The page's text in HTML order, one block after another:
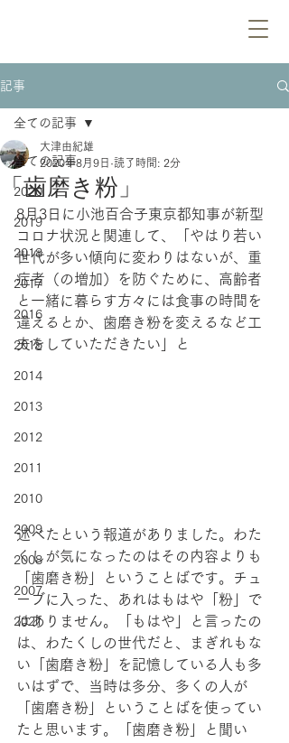
記事
全ての記事
2020
2019
2018
2017
2016
2015
2014
2013
2012
2011
2010
2009
2008
2007
2021
全ての記事
「歯磨き粉」
大津由紀雄
2020年8月9日 読了時間: 2分
8月3日に小池百合子東京都知事が新型
コロナ状況と関連して、「やはり若い
世代が多い傾向に変わりはないが、重
症者（の増加）を防ぐために、高齢者
と一緒に暮らす方々には食事の時間を
違えるとか、歯磨き粉を変えるなど工
夫をしていただきたい」と
述べたという報道がありました。わた
くしが気になったのはその内容よりも
「歯磨き粉」ということばです。チュ
ーブに入った、あれはもはや「粉」で
はありません。「もはや」と言ったの
は、わたくしの世代だと、まぎれもな
い「歯磨き粉」を記憶している人も多
いはずで、当時は多分、多くの人が
「歯磨き粉」ということばを使ってい
たと思います。「歯磨き粉」と聞い